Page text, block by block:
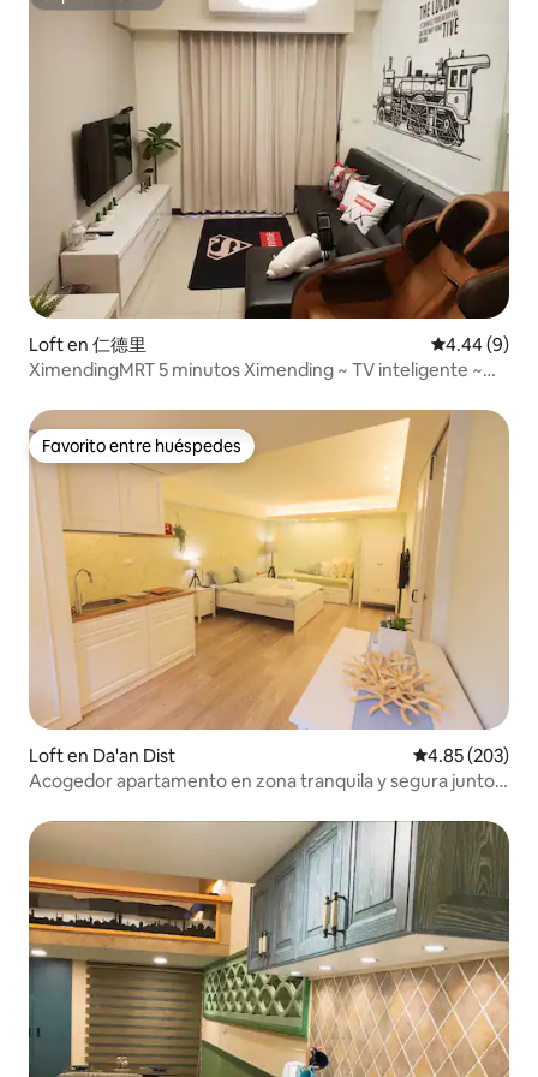
Loft en 仁德里 Calificación
4.44 (9)
XimendingMRT 5 minutos Ximending ~ TV inteligente ~
Habitación 2 ~ 6 personas ~ Espacio independiente
Favorito entre huéspedes
Favorito entre huéspedes
Loft en Da'an Dist Calificación
4.85 (203)
Acogedor apartamento en zona tranquila y segura junto a